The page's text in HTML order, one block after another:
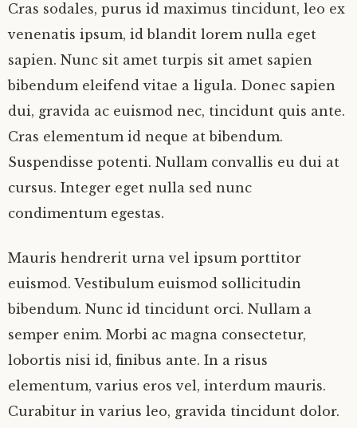
Cras sodales, purus id maximus tincidunt, leo ex
venenatis ipsum, id blandit lorem nulla eget
sapien. Nunc sit amet turpis sit amet sapien
bibendum eleifend vitae a ligula. Donec sapien
dui, gravida ac euismod nec, tincidunt quis ante.
Cras elementum id neque at bibendum.
Suspendisse potenti. Nullam convallis eu dui at
cursus. Integer eget nulla sed nunc
condimentum egestas.
Mauris hendrerit urna vel ipsum porttitor
euismod. Vestibulum euismod sollicitudin
bibendum. Nunc id tincidunt orci. Nullam a
semper enim. Morbi ac magna consectetur,
lobortis nisi id, finibus ante. In a risus
elementum, varius eros vel, interdum mauris.
Curabitur in varius leo, gravida tincidunt dolor.